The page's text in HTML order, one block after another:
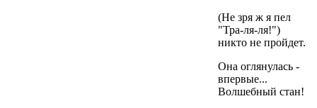
(Не зря ж я пел
"Тра-ля-ля!")
никто не пройдет.
Она оглянулась -
впервые...
Волшебный стан!